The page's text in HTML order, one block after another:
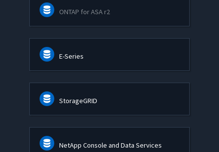
ONTAP for ASA r2
E-Series
StorageGRID
NetApp Console and Data Services